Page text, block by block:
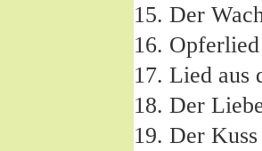
Der
Lied aus
Der
Der